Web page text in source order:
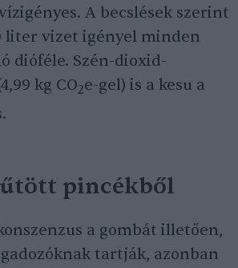
A becslések szerint
liter vizet igényel minden
dióféle. Szén-dioxid-
kg CO2e-gel) is a kesu a
pincékből
a gombát illetően,
tartják, azonban